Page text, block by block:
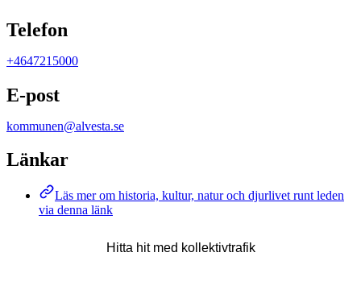
Telefon
+4647215000
E-post
kommunen@alvesta.se
Länkar
Läs mer om historia, kultur, natur och djurlivet runt leden
via denna länk
Hitta hit med kollektivtrafik